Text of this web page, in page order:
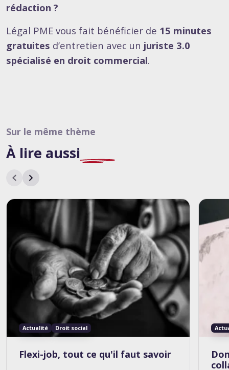
rédaction ?
Légal PME vous fait bénéficier de 15 minutes
gratuites d’entretien avec un juriste 3.0
spécialisé en droit commercial.
Sur le même thème
À lire aussi
Actualité Droit social
Flexi-job, tout ce qu'il faut savoir